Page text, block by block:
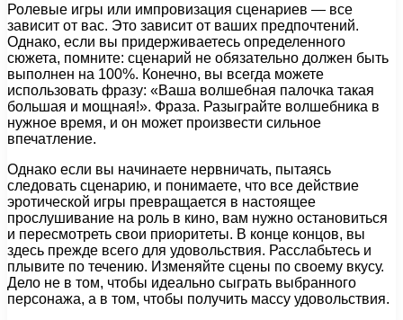
Ролевые игры или импровизация сценариев — все
зависит от вас. Это зависит от ваших предпочтений.
Однако, если вы придерживаетесь определенного
сюжета, помните: сценарий не обязательно должен быть
выполнен на 100%. Конечно, вы всегда можете
использовать фразу: «Ваша волшебная палочка такая
большая и мощная!». Фраза. Разыграйте волшебника в
нужное время, и он может произвести сильное
впечатление.
Однако если вы начинаете нервничать, пытаясь
следовать сценарию, и понимаете, что все действие
эротической игры превращается в настоящее
прослушивание на роль в кино, вам нужно остановиться
и пересмотреть свои приоритеты. В конце концов, вы
здесь прежде всего для удовольствия. Расслабьтесь и
плывите по течению. Изменяйте сцены по своему вкусу.
Дело не в том, чтобы идеально сыграть выбранного
персонажа, а в том, чтобы получить массу удовольствия.